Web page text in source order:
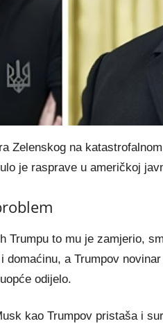
Zelenskog na
je rasprave u američkoj
Trumpu to mu je zamjerio,
domaćinu, a Trumpov
odijelo.
kao Trumpov pristaša i